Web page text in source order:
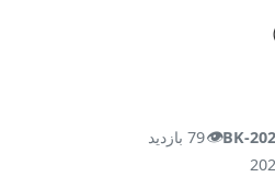
BK-
👁️79 بازدید